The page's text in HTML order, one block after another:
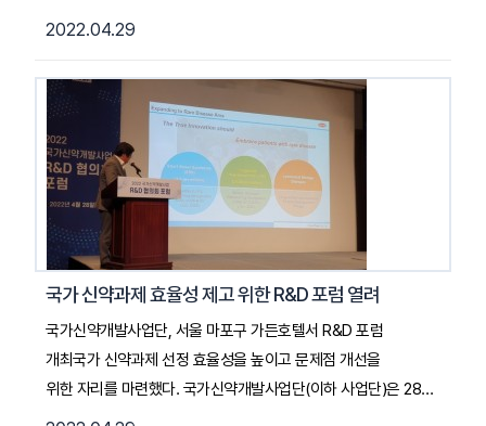
R&D 협의회 포럼에서 '글로벌 블록버스터 신약개발 성공을 위한
국가신약개발사업단 단장이 좌장을 맡고 △박승국
한올바이오파마 대표이사 △박영준 아주대학교 약학대학 교수 △
이종서 앱클론 대표이사 △한수봉 한국화학연구원
감염병제어기술연구단 단장이 패널로 참석했다. 묵현상 단장의
질문을 네 명의 패널이 대답하는 형식으로 진행됐다.현재
사업단이 연 4회 과제 공모를 진행해야 하는 데 연초에 1회로
사업을 진행하는 부분이 논쟁이 되고 있다. 이 내용을 포함해
사업단 운영 전반을 다각도 관점에서 살펴보는 토의가
2022.04.29
국가 신약과제 효율성 제고 위한 R&D 포럼 열려
국가신약개발사업단, 서울 마포구 가든호텔서 R&D 포럼
개최국가 신약과제 선정 효율성을 높이고 문제점 개선을
위한 자리를 마련했다. 국가신약개발사업단(이하 사업단)은 28일
서울 마포구 가든호텔 그랜드볼룸에서 ‘2022 국가신약개발사업